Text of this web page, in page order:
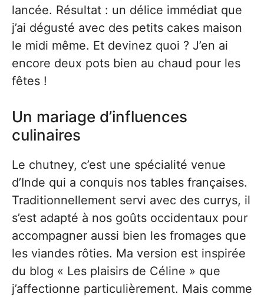
lancée. Résultat : un délice immédiat que
j’ai dégusté avec des petits cakes maison
le midi même. Et devinez quoi ? J’en ai
encore deux pots bien au chaud pour les
fêtes !
Un mariage d’influences
culinaires
Le chutney, c’est une spécialité venue
d’Inde qui a conquis nos tables françaises.
Traditionnellement servi avec des currys, il
s’est adapté à nos goûts occidentaux pour
accompagner aussi bien les fromages que
les viandes rôties. Ma version est inspirée
du blog « Les plaisirs de Céline » que
j’affectionne particulièrement. Mais comme